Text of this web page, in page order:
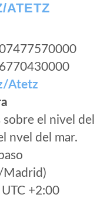
ATETZ
Atetz
el nivel del
nvel del mar.
Madrid)
+2:00